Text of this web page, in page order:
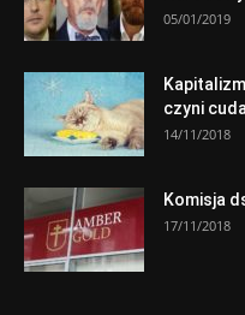
05/01/2019
czyni cuda
14/11/2018
Komisja
17/11/2018